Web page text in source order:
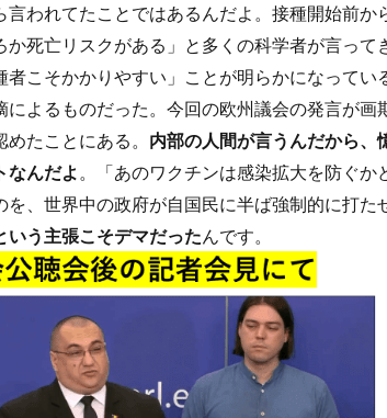
言われてたことではあるんだよ。接種開始前か
か死亡リスクがある」と多くの科学者が言って
者こそかかりやすい」ことが明らかになってい
によるものだった。今回の欧州議会の発言が画
たことにある。 内部の人間が言うんだから、
なんだよ
。「あのワクチンは感染拡大を防ぐか
、世界中の政府が自国民に半ば強制的に打た
いう主張こそデマだったんです。